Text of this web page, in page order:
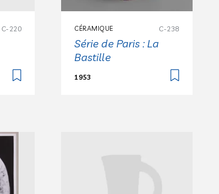
C-220 CÉRAMIQUE C-238
Série de Paris : La
Bastille
1953